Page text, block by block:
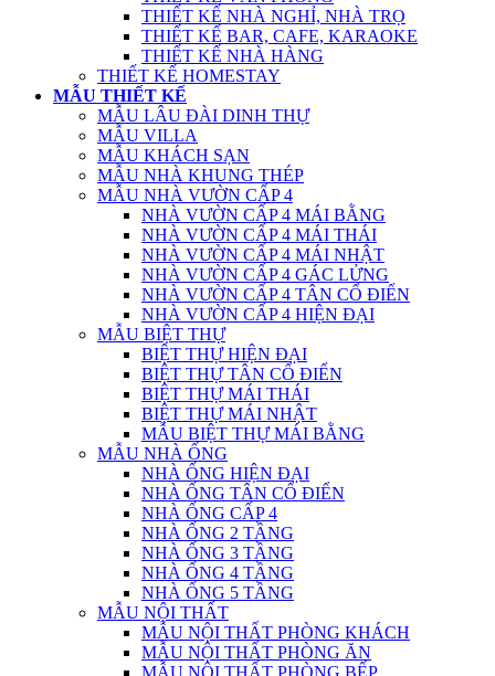
THIẾT KẾ NHÀ NGHỈ, NHÀ TRỌ
THIẾT KẾ BAR, CAFE, KARAOKE
THIẾT KẾ NHÀ HÀNG
THIẾT KẾ HOMESTAY
MẪU THIẾT KẾ
MẪU LÂU ĐÀI DINH THỰ
MẪU VILLA
MẪU KHÁCH SẠN
MẪU NHÀ KHUNG THÉP
MẪU NHÀ VƯỜN CẤP 4
NHÀ VƯỜN CẤP 4 MÁI BẰNG
NHÀ VƯỜN CẤP 4 MÁI THÁI
NHÀ VƯỜN CẤP 4 MÁI NHẬT
NHÀ VƯỜN CẤP 4 GÁC LỬNG
NHÀ VƯỜN CẤP 4 TÂN CỔ ĐIỂN
NHÀ VƯỜN CẤP 4 HIỆN ĐẠI
MẪU BIỆT THỰ
BIỆT THỰ HIỆN ĐẠI
BIỆT THỰ TÂN CỔ ĐIỂN
BIỆT THỰ MÁI THÁI
BIỆT THỰ MÁI NHẬT
MẪU BIỆT THỰ MÁI BẰNG
MẪU NHÀ ỐNG
NHÀ ỐNG HIỆN ĐẠI
NHÀ ỐNG TÂN CỔ ĐIỂN
NHÀ ỐNG CẤP 4
NHÀ ỐNG 2 TẦNG
NHÀ ỐNG 3 TẦNG
NHÀ ỐNG 4 TẦNG
NHÀ ỐNG 5 TẦNG
MẪU NỘI THẤT
MẪU NỘI THẤT PHÒNG KHÁCH
MẪU NỘI THẤT PHÒNG ĂN
MẪU NỘI THẤT PHÒNG BẾP